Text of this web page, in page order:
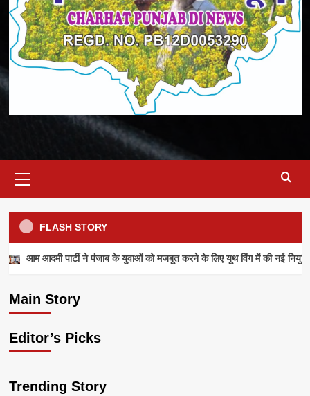
Menu
FLASH STORY
आम आदमी पार्टी ने पंजाब के युवाओं को मजबूत करने के लिए यूथ विंग में की नई
Main Story
आम आदमी पार्टी ने पंजाब के युवाओं को मजबूत करने के
admin July 28, 2026
Editor’s Picks
Trending Story